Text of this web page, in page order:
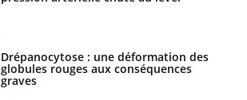
Drépanocytose : une déformation des
globules rouges aux conséquences
graves